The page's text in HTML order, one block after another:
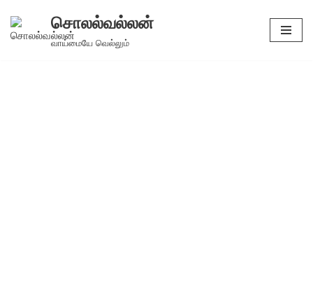
Skip
சொலல்வல்லன்
வாய்மையே வெல்லும்